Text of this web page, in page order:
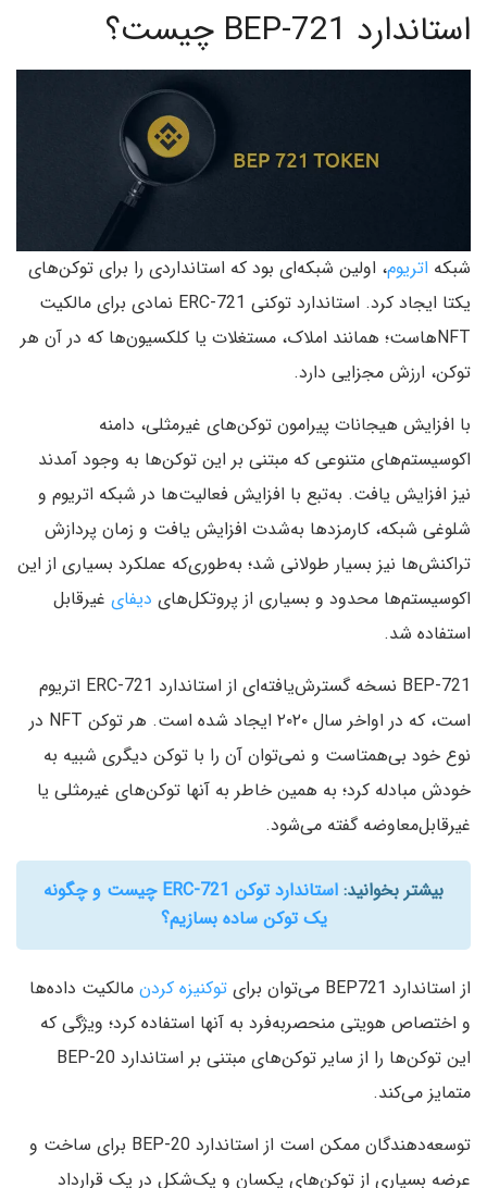
استاندارد BEP-721 چیست؟
شبکه اتریوم، اولین شبکه‌ای بود که استانداردی را برای توکن‌های
یکتا ایجاد کرد. استاندارد توکنی ERC-721 نمادی برای مالکیت
NFTهاست؛ همانند املاک، مستغلات یا کلکسیون‌ها که در آن هر
توکن، ارزش مجزایی دارد.
با افزایش هیجانات پیرامون توکن‌های غیرمثلی، دامنه
اکوسیستم‌های متنوعی که مبتنی بر این توکن‌ها به وجود آمدند
نیز افزایش یافت. به‌تبع با افزایش فعالیت‌ها در شبکه اتریوم و
شلوغی شبکه، کارمزدها به‌شدت افزایش یافت و زمان پردازش
تراکنش‌ها نیز بسیار طولانی شد؛ به‌طوری‌که عملکرد بسیاری از این
اکوسیستم‌ها محدود و بسیاری از پروتکل‌های دیفای غیرقابل
استفاده شد.
BEP-721 نسخه گسترش‌یافته‌ای از استاندارد ERC-721 اتریوم
است، که در اواخر سال ۲۰۲۰ ایجاد شده است. هر توکن NFT در
نوع خود بی‌همتاست و نمی‌توان آن را با توکن دیگری شبیه به
خودش مبادله کرد؛ به همین خاطر به آنها توکن‌های غیرمثلی یا
غیرقابل‌معاوضه گفته می‌شود.
بیشتر بخوانید:
استاندارد توکن ERC-721 چیست و چگونه
یک توکن ساده بسازیم؟
از استاندارد BEP721 می‌توان برای توکنیزه کردن مالکیت داده‌ها
و اختصاص هویتی منحصربه‌فرد به آنها استفاده کرد؛ ویژگی که
این توکن‌ها را از سایر توکن‌های مبتنی بر استاندارد BEP-20
متمایز می‌کند.
توسعه‌دهندگان ممکن است از استاندارد BEP-20 برای ساخت و
عرضه بسیاری از توکن‌های یکسان و یک‌شکل در یک قرارداد